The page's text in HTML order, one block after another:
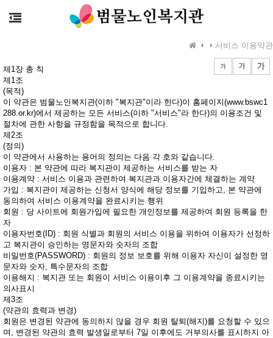
서비스 이용약관
제1장 총 칙
제1조
(목적)
이 약관은 범물노인복지관(이하 "복지관"이라 한다)이 홈페이지(www.bswc1
288.or.kr)에서 제공하는 모든 서비스(이하 "서비스"라 한다)의 이용조건 및
절차에 관한 사항을 규정함을 목적으로 합니다.
제2조
(정의)
이 약관에서 사용하는 용어의 정의는 다음 각 호와 같습니다.
이용자 : 본 약관에 따라 복지관이 제공하는 서비스를 받는 자
이용계약 : 서비스 이용과 관련하여 복지관과 이용자간에 체결하는 계약
가입 : 복지관이 제공하는 신청서 양식에 해당 정보를 기입하고, 본 약관에
동의하여 서비스 이용계약을 완료시키는 행위
회원 : 당 사이트에 회원가입에 필요한 개인정보를 제공하여 회원 등록을 한
자
이용자번호(ID) : 회원 식별과 회원의 서비스 이용을 위하여 이용자가 선정하
고 복지관이 승인하는 영문자와 숫자의 조합
비밀번호(PASSWORD) : 회원의 정보 보호를 위해 이용자 자신이 설정한 영
문자와 숫자, 특수문자의 조합
이용해지 : 복지관 또는 회원이 서비스 이용이후 그 이용계약을 종료시키는
의사표시
제3조
(약관의 효력과 변경)
회원은 변경된 약관에 동의하지 않을 경우 회원 탈퇴(해지)를 요청할 수 있으
며, 변경된 약관의 효력 발생일로부터 7일 이후에도 거부의사를 표시하지 아